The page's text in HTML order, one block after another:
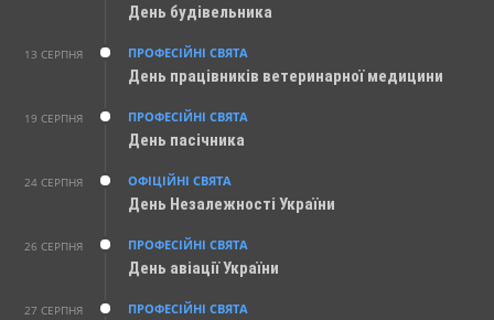
День будівельника
13 СЕРПНЯ ПРОФЕСІЙНІ СВЯТА
День працівників ветеринарної медицини
19 СЕРПНЯ ПРОФЕСІЙНІ СВЯТА
День пасічника
24 СЕРПНЯ ОФІЦІЙНІ СВЯТА
День Незалежності України
26 СЕРПНЯ ПРОФЕСІЙНІ СВЯТА
День авіації України
27 СЕРПНЯ ПРОФЕСІЙНІ СВЯТА